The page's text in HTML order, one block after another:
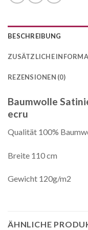
BESCHREIBUNG
ZUSÄTZLICHE
REZENSIONEN (0)
Baumwolle
ecru
Qualität 100%
Breite 110 cm
Gewicht 120g/m2
ÄHNLICHE